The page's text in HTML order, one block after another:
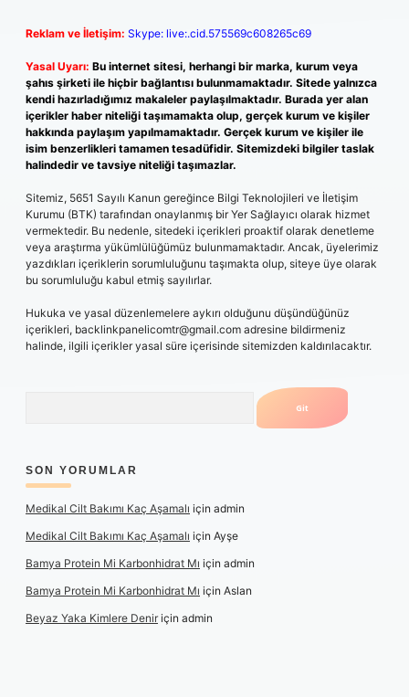
Reklam ve İletişim: Skype: live:.cid.575569c608265c69
Yasal Uyarı: Bu internet sitesi, herhangi bir marka, kurum veya
şahıs şirketi ile hiçbir bağlantısı bulunmamaktadır. Sitede yalnızca
kendi hazırladığımız makaleler paylaşılmaktadır. Burada yer alan
içerikler haber niteliği taşımamakta olup, gerçek kurum ve kişiler
hakkında paylaşım yapılmamaktadır. Gerçek kurum ve kişiler ile
isim benzerlikleri tamamen tesadüfidir. Sitemizdeki bilgiler taslak
halindedir ve tavsiye niteliği taşımazlar.
Sitemiz, 5651 Sayılı Kanun gereğince Bilgi Teknolojileri ve İletişim
Kurumu (BTK) tarafından onaylanmış bir Yer Sağlayıcı olarak hizmet
vermektedir. Bu nedenle, sitedeki içerikleri proaktif olarak denetleme
veya araştırma yükümlülüğümüz bulunmamaktadır. Ancak, üyelerimiz
yazdıkları içeriklerin sorumluluğunu taşımakta olup, siteye üye olarak
bu sorumluluğu kabul etmiş sayılırlar.
Hukuka ve yasal düzenlemelere aykırı olduğunu düşündüğünüz
içerikleri, backlinkpanelicomtr@gmail.com adresine bildirmeniz
halinde, ilgili içerikler yasal süre içerisinde sitemizden kaldırılacaktır.
SON YORUMLAR
Medikal Cilt Bakımı Kaç Aşamalı için admin
Medikal Cilt Bakımı Kaç Aşamalı için Ayşe
Bamya Protein Mi Karbonhidrat Mı için admin
Bamya Protein Mi Karbonhidrat Mı için Aslan
Beyaz Yaka Kimlere Deniriçin admin